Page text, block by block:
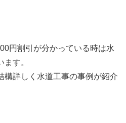
円割引が分かっている時は水
す。
構詳しく水道工事の事例が紹介